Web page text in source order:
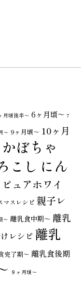
月頃後半～ 6ヶ月頃～ 7
〜 9ヶ月頃～ 10ヶ月
かぼちゃ
こし にん
ピュアホワイ
マスレシピ 親子レ
〜 離乳食中期～ 離乳
レシピ 離乳
完了期～ 離乳食後期
９ヶ月頃～